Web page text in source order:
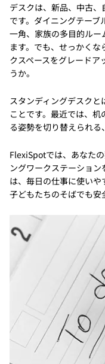
デスクは、新品、中古
です。ダイニングテーブ
一角、家族の多目的ルー
ます。でも、せっかく
クスペースをグレードア
うか。
スタンディングデスク
ことです。最近では、
る姿勢を切り替えられる
FlexiSpotでは、あなた
ングワークステーショ
は、毎日の仕事に使い
子どもたちのそばでも安